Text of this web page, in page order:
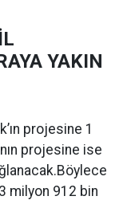
YAKIN
projesine 1
projesine ise
milyon 912 bin